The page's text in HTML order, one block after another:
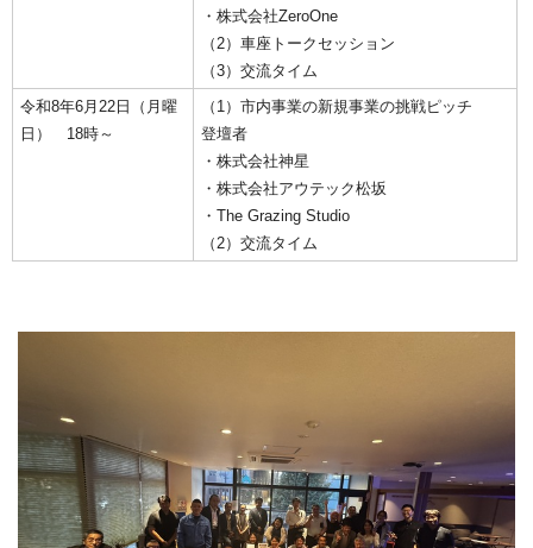
・株式会社ZeroOne
（2）車座トークセッション
（3）交流タイム
令和8年6月22日（月曜
日） 18時～
（1）市内事業の新規事業の挑戦ピッチ
登壇者
・株式会社神星
・株式会社アウテック松坂
・The Grazing Studio
（2）交流タイム